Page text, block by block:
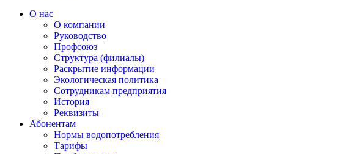
О нас
О компании
Руководство
Профсоюз
Структура (филиалы)
Раскрытие информации
Экологическая политика
Сотрудникам предприятия
История
Реквизиты
Абонентам
Нормы водопотребления
Тарифы